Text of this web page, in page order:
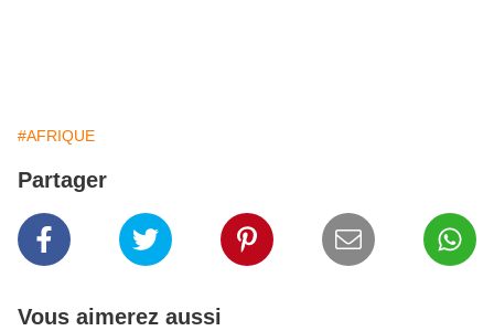
#AFRIQUE
Partager
Vous aimerez aussi